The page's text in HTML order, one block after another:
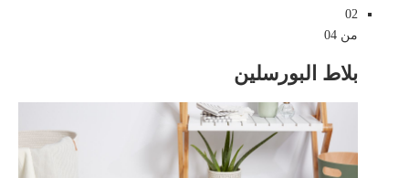
02
من 04
بلاط البورسلين